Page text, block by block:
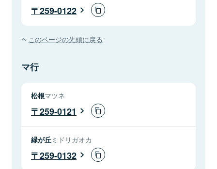
259-0122
このページの先頭に戻る
マ行
松根マツネ
259-0121
緑が丘 ミドリガオカ
259-0132